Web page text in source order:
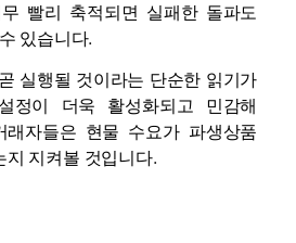
빨리 축적되면 실패한 돌파도
있습니다.
실행될 것이라는 단순한 읽기가
정이 더욱 활성화되고 민감해
래자들은 현물 수요가 파생상품
지 지켜볼 것입니다.